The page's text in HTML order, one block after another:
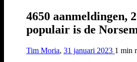
4650 aanmeldingen,
populair is de
Tim Moria, 31 januari 2023 1 min